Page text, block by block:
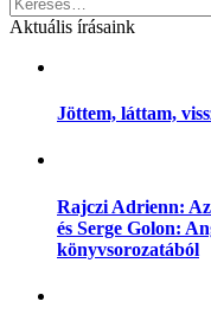
Aktuális írásaink
Jöttem, láttam,
Rajczi Adrienn:
és Serge Golon:
könyvsorozatából